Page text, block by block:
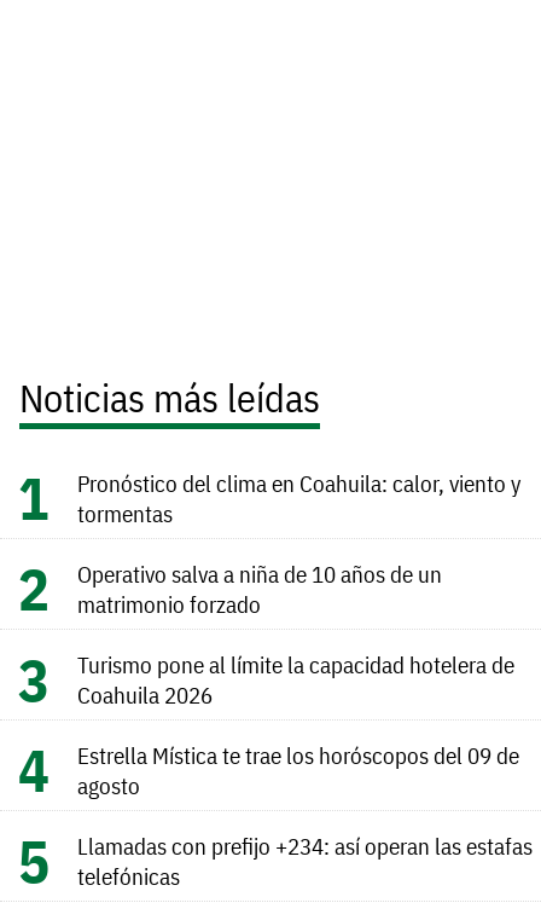
Noticias más leídas
Pronóstico del clima en Coahuila: calor, viento y
tormentas
Operativo salva a niña de 10 años de un
matrimonio forzado
Turismo pone al límite la capacidad hotelera de
Coahuila 2026
Estrella Mística te trae los horóscopos del 09 de
agosto
Llamadas con prefijo +234: así operan las estafas
telefónicas